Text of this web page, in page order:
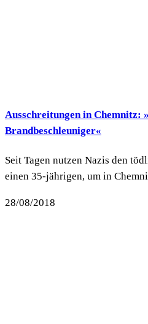
Ausschreitungen in Chemnitz:
Brandbeschleuniger«
Seit Tagen nutzen Nazis den
einen 35-jährigen, um in
28/08/2018